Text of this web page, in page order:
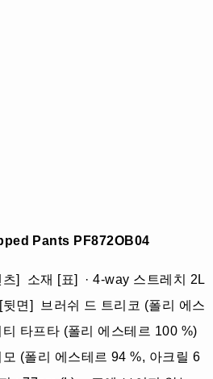
Pants PF872OB04
츠] 소재 [표] · 4-way 스트레치 2L
면] 브러쉬 드 트리코 (폴리 에스
타프타 (폴리 에스테르 100 %)
(폴리 에스테르 94 %, 아크릴 6